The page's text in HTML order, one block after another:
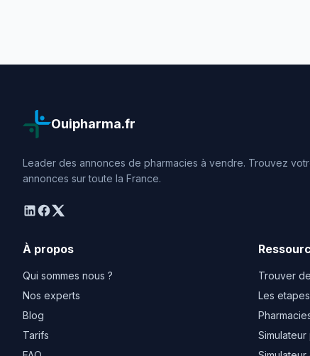
Ouipharma.fr
Leader des annonces de pharmacies à vendre. Trouvez
annonces sur toute la France.
linkedin
facebook
twitter
À propos
Qui sommes nous ?
Nos experts
Blog
Tarifs
Trouver
Les